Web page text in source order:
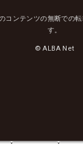
コンテンツの無断での
す。
© ALBA Net